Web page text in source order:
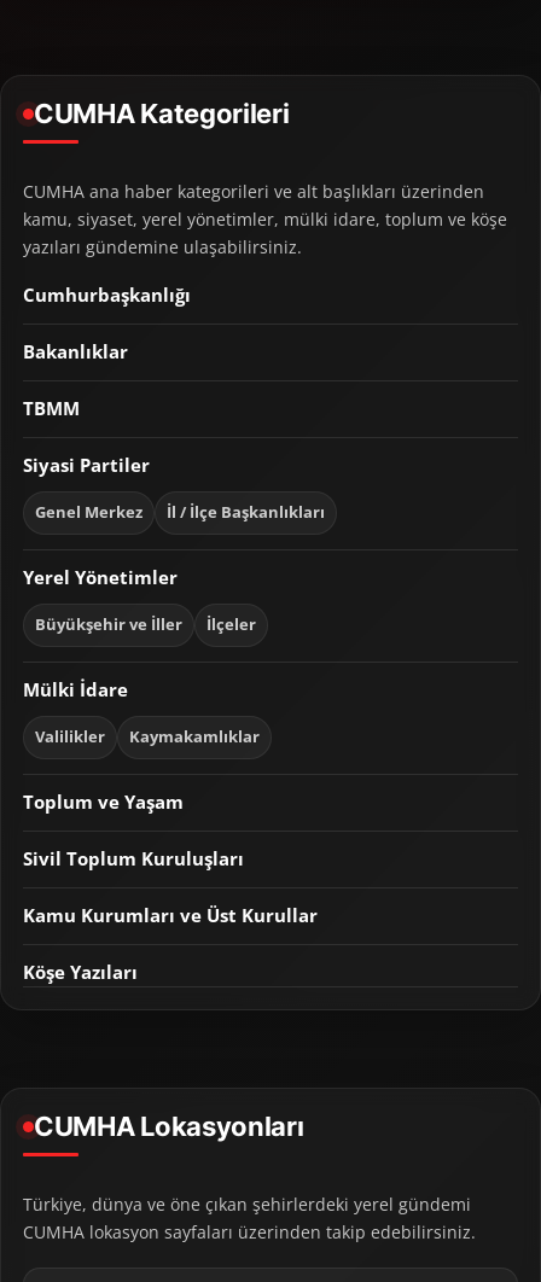
CUMHA Kategorileri
CUMHA ana haber kategorileri ve alt başlıkları üzerinden
kamu, siyaset, yerel yönetimler, mülki idare, toplum ve köşe
yazıları gündemine ulaşabilirsiniz.
Cumhurbaşkanlığı
Bakanlıklar
TBMM
Siyasi Partiler
Genel Merkez İl / İlçe Başkanlıkları
Yerel Yönetimler
Büyükşehir ve İller İlçeler
Mülki İdare
Valilikler Kaymakamlıklar
Toplum ve Yaşam
Sivil Toplum Kuruluşları
Kamu Kurumları ve Üst Kurullar
Köşe Yazıları
CUMHA Lokasyonları
Türkiye, dünya ve öne çıkan şehirlerdeki yerel gündemi
CUMHA lokasyon sayfaları üzerinden takip edebilirsiniz.